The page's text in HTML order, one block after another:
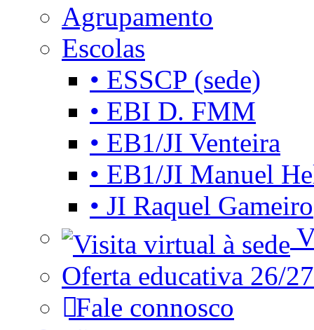
Agrupamento
Escolas
• ESSCP (sede)
• EBI D. FMM
• EB1/JI Venteira
• EB1/JI Manuel
• JI Raquel Gameiro
Oferta educativa 26/27
Fale connosco